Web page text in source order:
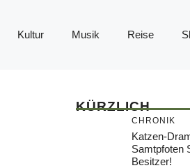
Kultur Musik Reise
KÜRZLICH
CHRONIK
Katzen-
Samtpfoten
Besitzer!